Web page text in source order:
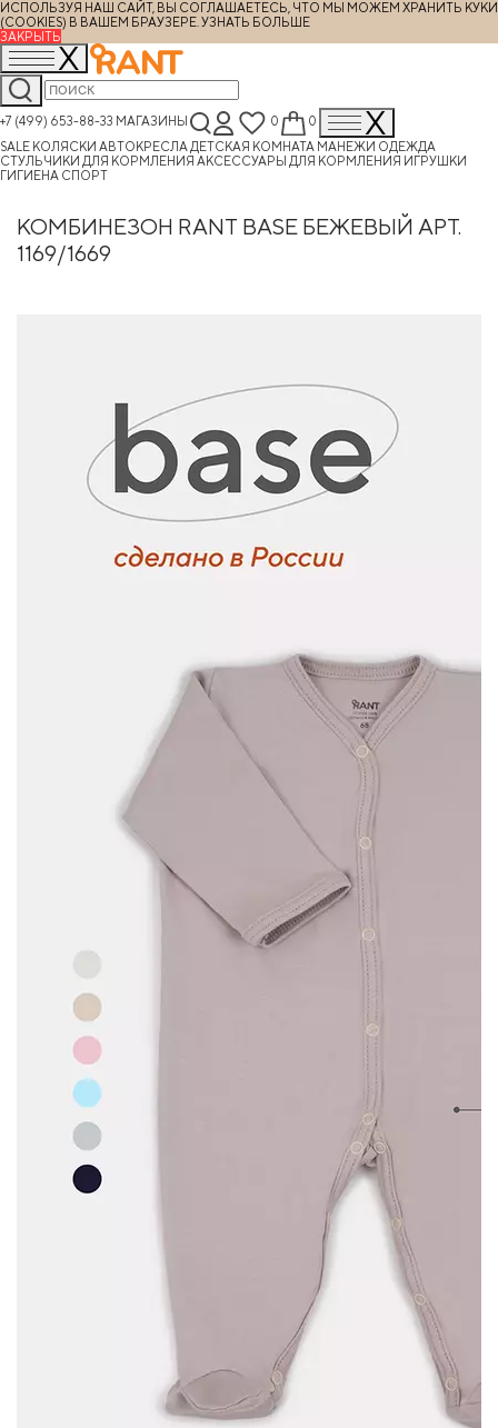
ИСПОЛЬЗУЯ НАШ САЙТ, ВЫ СОГЛАШАЕТЕСЬ, ЧТО МЫ МОЖЕМ ХРАНИТЬ КУКИ
(COOKIES) В ВАШЕМ БРАУЗЕРЕ. УЗНАТЬ БОЛЬШЕ
ЗАКРЫТЬ
+7 (499) 653-88-33 МАГАЗИНЫ 0
0
SALE КОЛЯСКИ АВТОКРЕСЛА ДЕТСКАЯ КОМНАТА МАНЕЖИ ОДЕЖДА
СТУЛЬЧИКИ ДЛЯ КОРМЛЕНИЯ АКСЕССУАРЫ ДЛЯ КОРМЛЕНИЯ ИГРУШКИ
ГИГИЕНА СПОРТ
КОМБИНЕЗОН RANT BASE БЕЖЕВЫЙ АРТ.
1169/1669